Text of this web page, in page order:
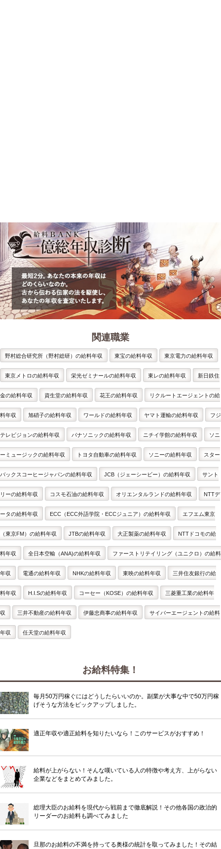
関連職業
野村総合研究所（野村総研）の給料年収 東宝の給料年収 東京電力の給料年収
東京メトロの給料年収 栄光ゼミナールの給料年収 東レの給料年収 新日鉄住
金の給料年収 資生堂の給料年収 花王の給料年収 リクルートエージェントの給
料年収 旭硝子の給料年収 ワールドの給料年収 ヤマト運輸の給料年収 フジ
テレビジョンの給料年収 パナソニックの給料年収 ニチイ学館の給料年収 ソニ
ーミュージックの給料年収 トヨタ自動車の給料年収 ソニーの給料年収 スター
バックスコーヒージャパンの給料年収 JCB（ジェーシービー）の給料年収 サント
リーの給料年収 コスモ石油の給料年収 オリエンタルランドの給料年収 NTTデ
ータの給料年収 ECC（ECC外語学院・ECCジュニア）の給料年収 エフエム東京
（東京FM）の給料年収 JTBの給料年収 大正製薬の給料年収 NTTドコモの給
料年収 全日本空輸（ANA)の給料年収 ファーストリテイリング（ユニクロ）の給料
年収 電通の給料年収 NHKの給料年収 東映の給料年収 三井住友銀行の給
料年収 H.I.Sの給料年収 コーセー（KOSE）の給料年収 三菱重工業の給料年
収 三井不動産の給料年収 伊藤忠商事の給料年収 サイバーエージェントの給料
年収 任天堂の給料年収
お給料特集！
毎月50万円稼ぐにはどうしたらいいのか。副業が大事な中で50万円稼
げそうな方法をピックアップしました。
適正年収や適正給料を知りたいなら！このサービスがおすすめ！
給料が上がらない！そんな嘆いている人の特徴や考え方、上がらない
企業などをまとめてみました。
総理大臣のお給料を現代から戦前まで徹底解説！その他各国の政治的
リーダーのお給料も調べてみました
旦那のお給料の不満を持ってる奥様の統計を取ってみました！その結